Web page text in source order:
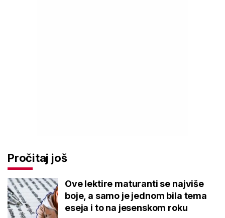
boje, a samo je jednom bila tema
Ovo je 10 srednjoškolskih smjerova